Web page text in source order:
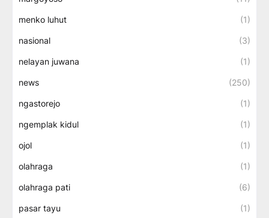
menko luhut (1)
nasional (3)
nelayan juwana (1)
news (250)
ngastorejo (1)
ngemplak kidul (1)
ojol (1)
olahraga (1)
olahraga pati (6)
pasar tayu (1)